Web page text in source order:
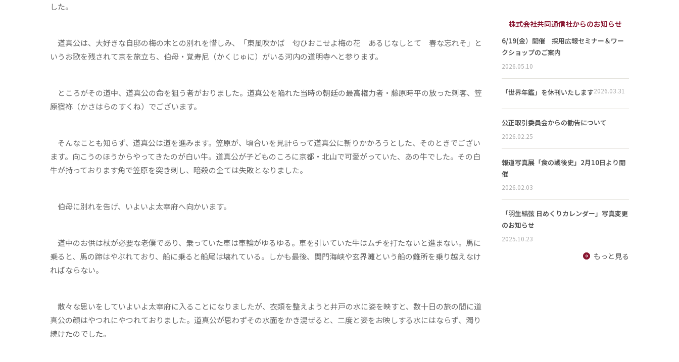
した。
道真公は、大好きな自邸の梅の木との別れを惜しみ、「東風吹かば 匂ひおこせよ梅の花 あるじなしとて 春な忘れそ」と
いうお歌を残されて京を旅立ち、伯母・覚寿尼（かくじゅに）がいる河内の道明寺へと参ります。
ところがその道中、道真公の命を狙う者がおりました。道真公を陥れた当時の朝廷の最高権力者・藤原時平の放った刺客、笠
原宿祢（かさはらのすくね）でございます。
そんなことも知らず、道真公は道を進みます。笠原が、頃合いを見計らって道真公に斬りかかろうとした、そのときでござい
ます。向こうのほうからやってきたのが白い牛。道真公が子どものころに京都・北山で可愛がっていた、あの牛でした。その白
牛が持っております角で笠原を突き刺し、暗殺の企ては失敗となりました。
伯母に別れを告げ、いよいよ太宰府へ向かいます。
道中のお供は杖が必要な老僕であり、乗っていた車は車輪がゆるゆる。車を引いていた牛はムチを打たないと進まない。馬に
乗ると、馬の蹄はやぶれており、船に乗ると船尾は壊れている。しかも最後、関門海峡や玄界灘という船の難所を乗り越えなけ
ればならない。
散々な思いをしていよいよ太宰府に入ることになりましたが、衣類を整えようと井戸の水に姿を映すと、数十日の旅の間に道
真公の顔はやつれにやつれておりました。道真公が思わずその水面をかき混ぜると、二度と姿をお映しする水にはならず、濁り
続けたのでした。
株式会社共同通信社からのお知らせ
6/19(金）開催 採用広報セミナー＆ワー
クショップのご案内
2026.05.10
「世界年鑑」を休刊いたします2026.03.31
公正取引委員会からの勧告について
2026.02.25
報道写真展「食の戦後史」2月10日より開
催
2026.02.03
「羽生結弦 日めくりカレンダー」写真変更
のお知らせ
2025.10.23
もっと見る